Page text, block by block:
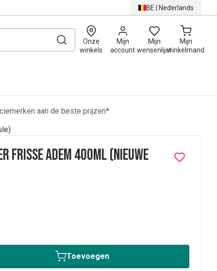
BE | Nederlands
Onze
winkels
Mijn
account
Mijn
wensenlijst
Mijn
winkelmand
0
aan de beste prijzen*
Frisse Adem 400ml (nieuwe
Toevoegen